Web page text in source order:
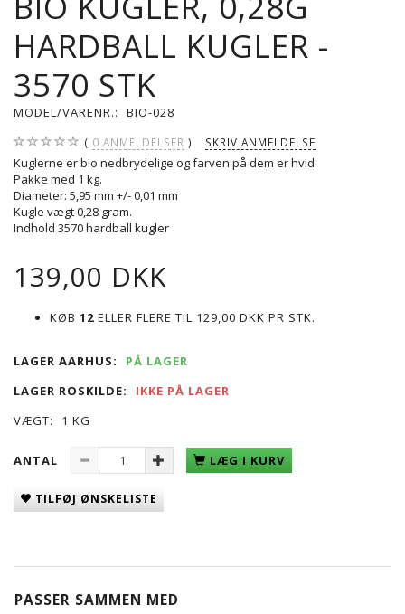
HARDBALL KUGLER -
3570 STK
MODEL/VARENR.: BIO-028
0 ANMELDELSER SKRIV ANMELDELSE
Kuglerne er bio nedbrydelige og farven på dem er hvid.
Pakke med 1 kg.
Diameter: 5,95 mm +/- 0,01 mm
Kugle vægt 0,28 gram.
Indhold 3570 hardball kugler
139,00 DKK
KØB 12 ELLER FLERE TIL 129,00 DKK PR STK.
LAGER AARHUS:
PÅ LAGER
LAGER ROSKILDE:
IKKE PÅ LAGER
VÆGT:
1 KG
ANTAL LÆG I KURV
TILFØJ ØNSKELISTE
PASSER SAMMEN MED